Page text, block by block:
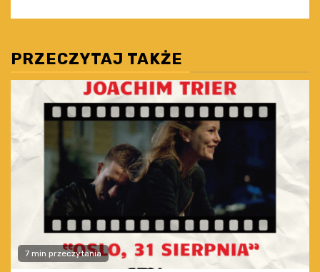
PRZECZYTAJ TAKŻE
7 min przeczytania